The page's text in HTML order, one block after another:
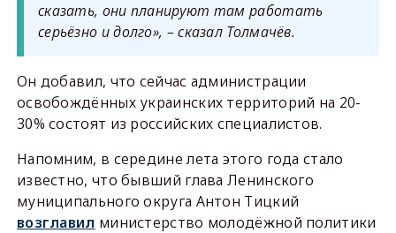
сказать, они планируют там работать
серьёзно и долго», – сказал Толмачёв.
Он добавил, что сейчас администрации
освобождённых украинских территорий на 20-
30% состоят из российских специалистов.
Напомним, в середине лета этого года стало
известно, что бывший глава Ленинского
муниципального округа Антон Тицкий
возглавил министерство молодёжной политики